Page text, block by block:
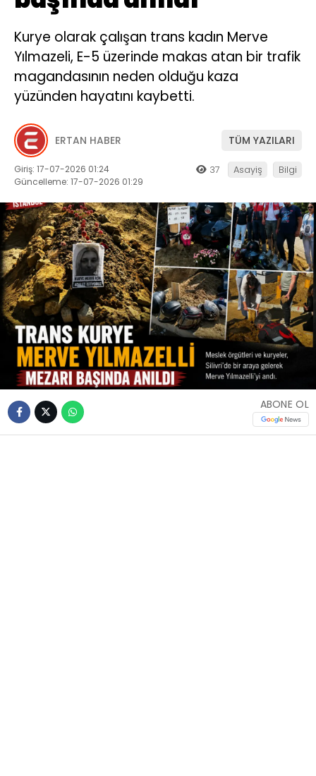
Kurye olarak çalışan trans kadın Merve
Yılmazeli, E-5 üzerinde makas atan bir trafik
magandasının neden olduğu kaza
yüzünden hayatını kaybetti.
ERTAN HABER TÜM YAZILARI
Giriş: 17-07-2026 01:24
Güncelleme: 17-07-2026 01:29
37 Asayiş Bilgi
ABONE OL